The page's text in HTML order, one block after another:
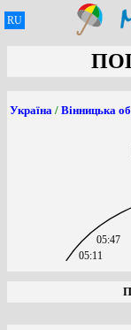
RU
Україна / Вінницька
05:11
05:47